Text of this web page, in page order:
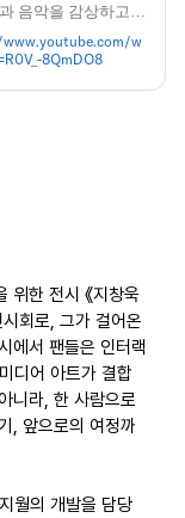
음악을 감상하고,
콘텐츠를 업로드
, 가족뿐 아니라 전
w
8QmDO8
위한 전시 《지창욱
회로, 그가 걸어온
에서 팬들은 인터랙
디어 아트가 결합
니라, 한 사람으로
, 앞으로의 여정까
월의 개발을 담당